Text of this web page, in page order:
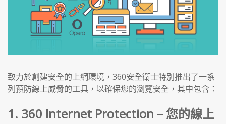
致力於創建安全的上網環境，360安全衛士特別推出了一系
列預防線上威脅的工具，以確保您的瀏覽安全，其中包含：
1. 360 Internet Protection – 您的線上